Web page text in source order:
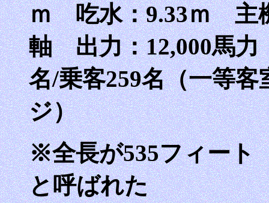
ｍ 吃水：9.33ｍ 主
軸 出力：12,000馬
名/乗客259名（一等
ジ）
※全長が535フィート
と呼ばれた